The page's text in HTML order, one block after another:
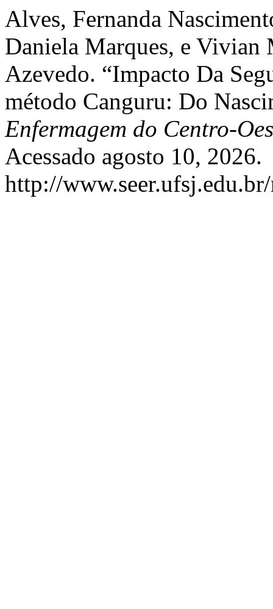
Alves, Fernanda
Daniela Marques, e Vivian
Azevedo. “Impacto Da
método Canguru: Do
Enfermagem do Centro-
Acessado agosto 10, 2026.
http://